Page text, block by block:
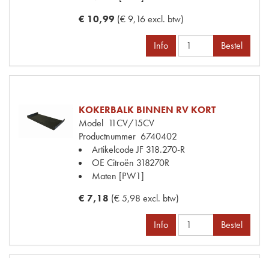
€ 10,99 (€ 9,16 excl. btw)
Info Bestel
KOKERBALK BINNEN RV KORT
Model 11CV/15CV
Productnummer 6740402
Artikelcode JF 318.270-R
OE Citroën 318270R
Maten [PW1]
€ 7,18 (€ 5,98 excl. btw)
Info Bestel